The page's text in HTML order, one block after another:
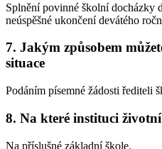
Splnění povinné školní docházky
neúspěšné ukončení devátého
7. Jakým způsobem
situace
Podáním písemné žádosti řediteli
8. Na které instituci
Na příslušné základní škole.